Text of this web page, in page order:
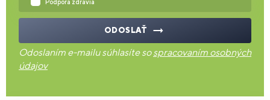
Podpora zdravia
ODOSLAŤ
Odoslaním e-mailu súhlasíte sospracovaním osobných
údajov